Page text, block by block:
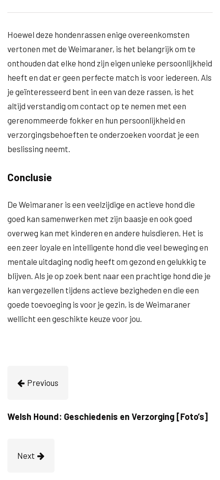
Hoewel deze hondenrassen enige overeenkomsten
vertonen met de Weimaraner, is het belangrijk om te
onthouden dat elke hond zijn eigen unieke persoonlijkheid
heeft en dat er geen perfecte match is voor iedereen. Als
je geïnteresseerd bent in een van deze rassen, is het
altijd verstandig om contact op te nemen met een
gerenommeerde fokker en hun persoonlijkheid en
verzorgingsbehoeften te onderzoeken voordat je een
beslissing neemt.
Conclusie
De Weimaraner is een veelzijdige en actieve hond die
goed kan samenwerken met zijn baasje en ook goed
overweg kan met kinderen en andere huisdieren. Het is
een zeer loyale en intelligente hond die veel beweging en
mentale uitdaging nodig heeft om gezond en gelukkig te
blijven. Als je op zoek bent naar een prachtige hond die je
kan vergezellen tijdens actieve bezigheden en die een
goede toevoeging is voor je gezin, is de Weimaraner
wellicht een geschikte keuze voor jou.
Previous
Welsh Hound: Geschiedenis en Verzorging [Foto’s]
Next